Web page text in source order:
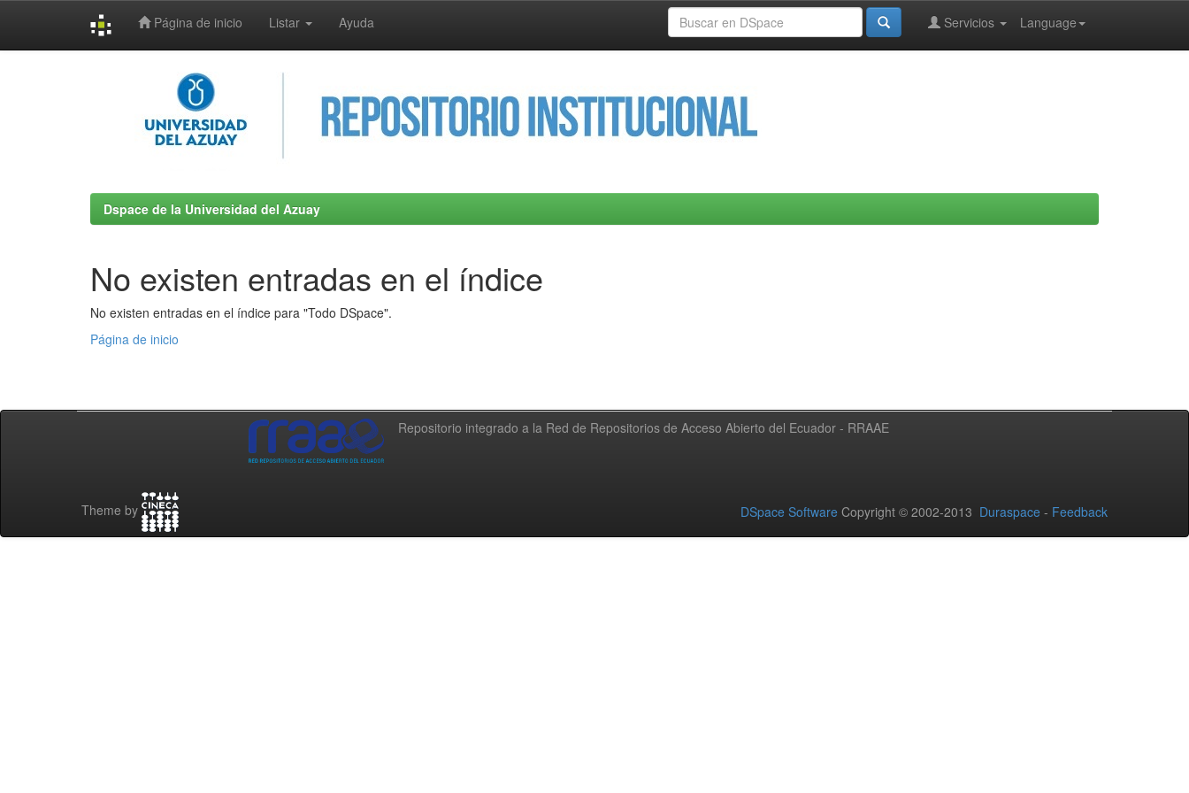
Página de inicio Listar Ayuda Language
Servicios
Dspace de la Universidad del Azuay
No existen entradas en el índice
No existen entradas en el índice para "Todo DSpace".
Página de inicio
Repositorio integrado a la Red de Repositorios de Acceso Abierto del Ecuador - RRAAE
Theme by DSpace Software Copyright © 2002-2013 Duraspace - Feedback